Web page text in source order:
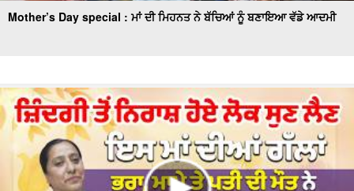
Mother’s Day special : ਮਾਂ ਦੀ ਮਿਹਨਤ ਨੇ ਬੱਚਿਆਂ ਨੂੰ ਬਣਾਇਆ ਵੱਡੇ ਆਦਮੀ